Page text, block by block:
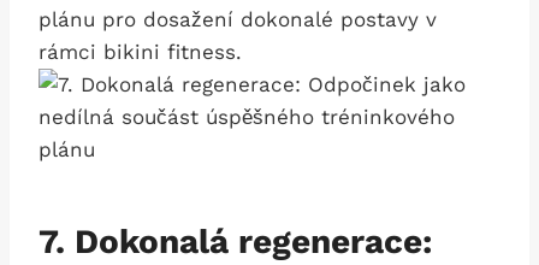
plánu‌ pro dosažení dokonalé ​postavy v
rámci bikini fitness.
7. Dokonalá regenerace: